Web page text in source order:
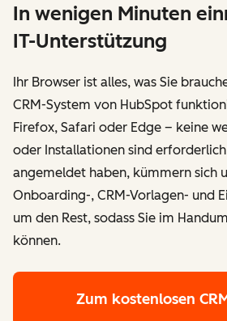
In wenigen Minuten
IT-Unterstützung
Ihr Browser ist alles, was Sie
CRM-System von HubSpot
Firefox, Safari oder Edge – keine
oder Installationen sind
angemeldet haben, kümmern sich
Onboarding-, CRM-Vorlagen- und
um den Rest, sodass Sie im
können.
Zum kostenlosen